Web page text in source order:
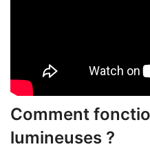
Comment
lumineuses ?